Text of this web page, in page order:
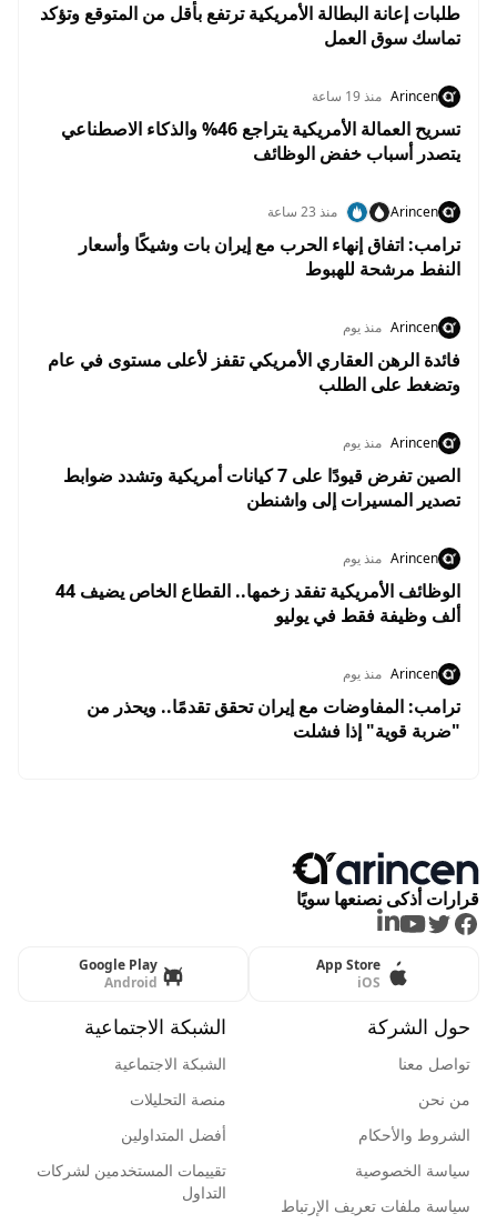
طلبات إعانة البطالة الأمريكية ترتفع بأقل من المتوقع وتؤكد
تماسك سوق العمل
Arincen منذ 19 ساعة
تسريح العمالة الأمريكية يتراجع 46% والذكاء الاصطناعي
يتصدر أسباب خفض الوظائف
Arincen منذ 23 ساعة
ترامب: اتفاق إنهاء الحرب مع إيران بات وشيكًا وأسعار
النفط مرشحة للهبوط
Arincen منذ يوم
فائدة الرهن العقاري الأمريكي تقفز لأعلى مستوى في عام
وتضغط على الطلب
Arincen منذ يوم
الصين تفرض قيودًا على 7 كيانات أمريكية وتشدد ضوابط
تصدير المسيرات إلى واشنطن
Arincen منذ يوم
الوظائف الأمريكية تفقد زخمها.. القطاع الخاص يضيف 44
ألف وظيفة فقط في يوليو
Arincen منذ يوم
ترامب: المفاوضات مع إيران تحقق تقدمًا.. ويحذر من
"ضربة قوية" إذا فشلت
قرارات أذكى نصنعها سويًا
Facebook
Twitter
Youtube
LinkedIn
App Store
iOS
Google Play
Android
حول الشركة
تواصل معنا
من نحن
الشروط والأحكام
سياسة الخصوصية
سياسة ملفات تعريف الإرتباط
الشبكة الاجتماعية
الشبكة الاجتماعية
منصة التحليلات
أفضل المتداولين
تقييمات المستخدمين لشركات
التداول